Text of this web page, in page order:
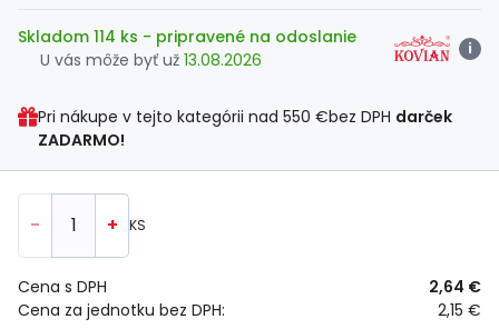
Skladom 114 ks - pripravené na odoslanie
U vás môže byť už 13.08.2026
i
Pri nákupe v tejto kategórii nad 550 €bez DPH darček
ZADARMO!
- + KS
Cena za jednotku bez DPH: 2,15 €
Cena s DPH 2,64 €